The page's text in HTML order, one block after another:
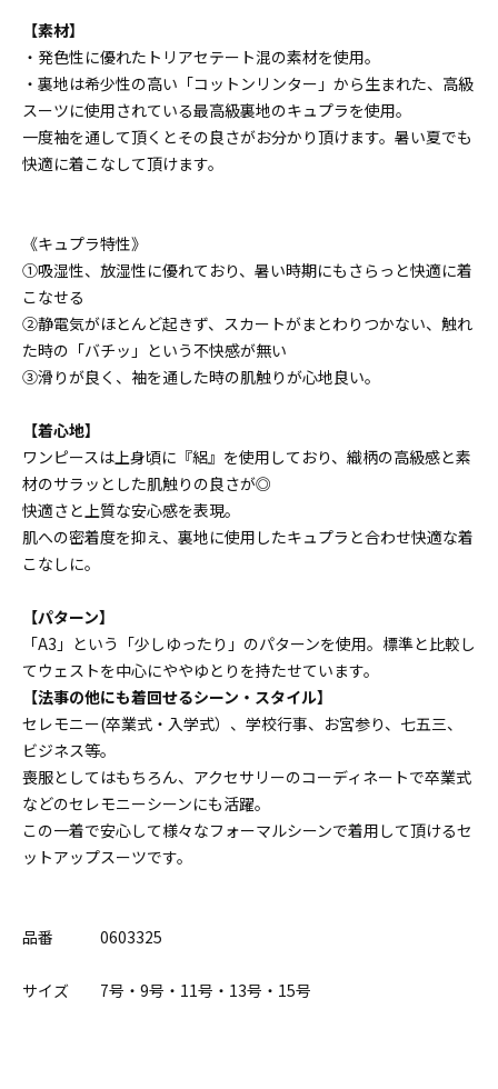
【素材】
・発色性に優れたトリアセテート混の素材を使用。
・裏地は希少性の高い「コットンリンター」から生まれた、高級
スーツに使用されている最高級裏地のキュプラを使用。
一度袖を通して頂くとその良さがお分かり頂けます。暑い夏でも
快適に着こなして頂けます。
《キュプラ特性》
①吸湿性、放湿性に優れており、暑い時期にもさらっと快適に着
こなせる
②静電気がほとんど起きず、スカートがまとわりつかない、触れ
た時の「バチッ」という不快感が無い
③滑りが良く、袖を通した時の肌触りが心地良い。
【着心地】
ワンピースは上身頃に『絽』を使用しており、織柄の高級感と素
材のサラッとした肌触りの良さが◎
快適さと上質な安心感を表現。
肌への密着度を抑え、裏地に使用したキュプラと合わせ快適な着
こなしに。
【パターン】
「A3」という「少しゆったり」のパターンを使用。標準と比較し
てウェストを中心にややゆとりを持たせています。
【法事の他にも着回せるシーン・スタイル】
セレモニー(卒業式・入学式）、学校行事、お宮参り、七五三、
ビジネス等。
喪服としてはもちろん、アクセサリーのコーディネートで卒業式
などのセレモニーシーンにも活躍。
この一着で安心して様々なフォーマルシーンで着用して頂けるセ
ットアップスーツです。
品番 0603325
サイズ 7号・9号・11号・13号・15号